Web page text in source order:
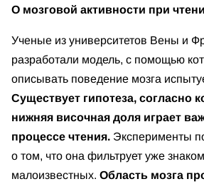
О мозговой активности при
Ученые из университетов Вены и
разработали модель, с помощью
описывать поведение мозга
Существует гипотеза, согласно
нижняя височная доля играет
процессе чтения. Эксперименты
о том, что она фильтрует уже
малоизвестных. Область мозга